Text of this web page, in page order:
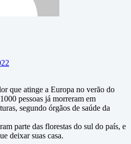
que atinge a Europa no verão do
pessoas já morreram em
segundo órgãos de saúde da
parte das florestas do sul do país, e
deixar suas casa.